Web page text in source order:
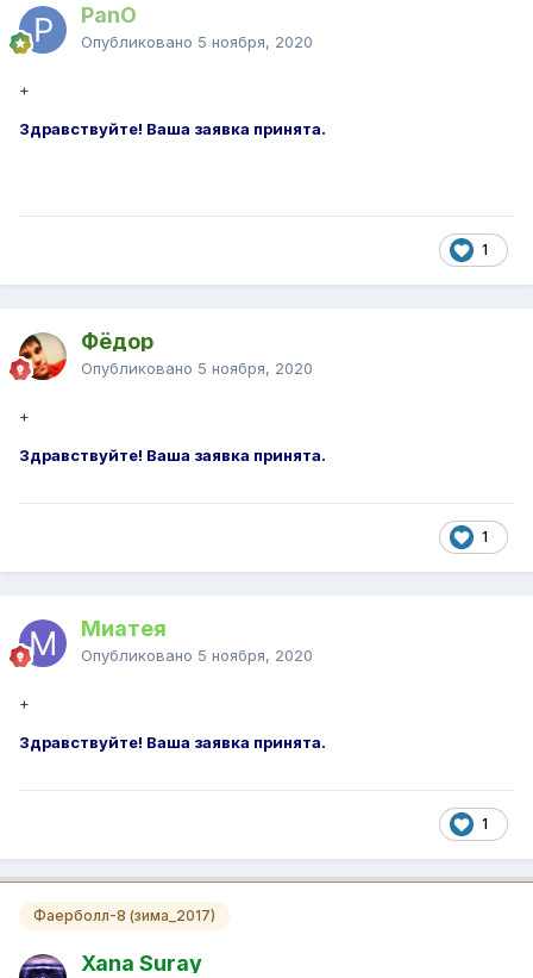
PanO
Опубликовано 5 ноября, 2020
+
Здравствуйте! Ваша заявка принята.
1
Фёдор
Опубликовано 5 ноября, 2020
+
Здравствуйте! Ваша заявка принята.
1
Миатея
Опубликовано 5 ноября, 2020
+
Здравствуйте! Ваша заявка принята.
1
Фаерболл-8 (зима_2017)
Xana Suray